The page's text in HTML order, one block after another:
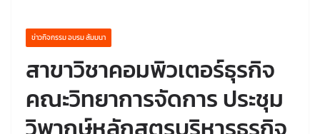
ข่าวกิจกรรม อบรม สัมมนา
สาขาวิชาคอมพิวเตอร์ธุรกิจ
คณะวิทยาการจัดการ ประชุม